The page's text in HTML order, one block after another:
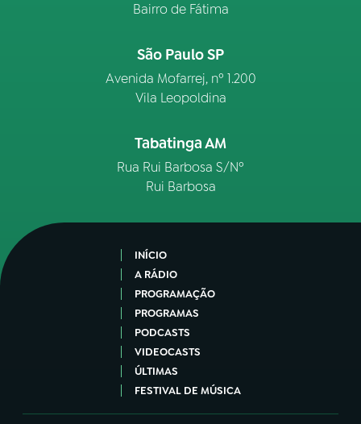
Bairro de Fátima
São Paulo SP
Avenida Mofarrej, nº 1.200
Vila Leopoldina
Tabatinga AM
Rua Rui Barbosa S/Nº
Rui Barbosa
INÍCIO
A RÁDIO
PROGRAMAÇÃO
PROGRAMAS
PODCASTS
VIDEOCASTS
ÚLTIMAS
FESTIVAL DE MÚSICA